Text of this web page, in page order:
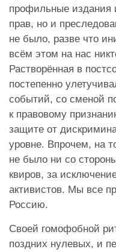
профильные издания
прав, но и
не было, разве что
всём этом на нас
Растворённая в
постепенно
событий, со сменой
к правовому
защите от
уровне. Впрочем, на
не было ни со
квиров, за
активистов. Мы все
Россию.
Своей гомофобной
поздних нулевых, и